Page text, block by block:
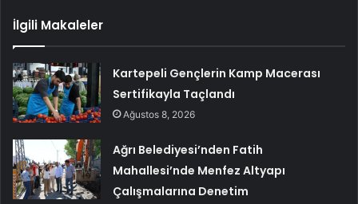
İlgili Makaleler
Kartepeli Gençlerin Kamp Macerası
Sertifikayla Taçlandı
Ağustos 8, 2026
Ağrı Belediyesi’nden Fatih
Mahallesi’nde Menfez Altyapı
Çalışmalarına Denetim